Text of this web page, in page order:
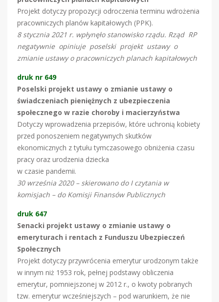
Projekt dotyczy propozycji odroczenia terminu wdrożenia
pracowniczych planów kapitałowych (PPK).
8 stycznia 2021 r. wpłynęło stanowisko rządu. Rząd RP
negatywnie opiniuje poselski projekt ustawy o
zmianie ustawy o pracowniczych planach kapitałowych
druk nr 649
Poselski projekt ustawy o zmianie ustawy o
świadczeniach pieniężnych z ubezpieczenia
społecznego w razie choroby i macierzyństwa
Dotyczy wprowadzenia przepisów, które uchronią kobiety
przed ponoszeniem negatywnych skutków
ekonomicznych z tytułu tymczasowego obniżenia czasu
pracy oraz urodzenia dziecka
w czasie pandemii.
30 września 2020 – skierowano do I czytania w
komisjach – do Komisji Finansów Publicznych
druk 647
Senacki projekt ustawy o zmianie ustawy o
emeryturach i rentach z Funduszu Ubezpieczeń
Społecznych
Projekt dotyczy przywrócenia emerytur urodzonym także
w innym niż 1953 rok, pełnej podstawy obliczenia
emerytur, pomniejszonej w 2012 r., o kwoty pobranych
tzw. emerytur wcześniejszych – pod warunkiem, że nie